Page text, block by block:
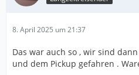
8. April 2025 um 21:37
Das war auch so , wir sind
und dem Pickup gefahren .